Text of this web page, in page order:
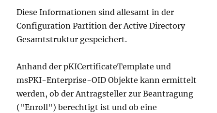
Diese Informationen sind allesamt in der
Configuration Partition der Active Directory
Gesamtstruktur gespeichert.
Anhand der pKICertificateTemplate und
msPKI-Enterprise-OID Objekte kann ermittelt
werden, ob der Antragsteller zur Beantragung
("Enroll") berechtigt ist und ob eine